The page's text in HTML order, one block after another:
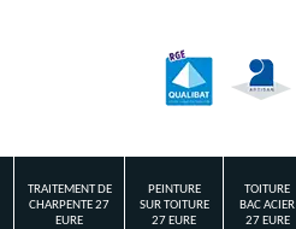
TRAITEMENT DE
CHARPENTE 27
EURE
PEINTURE
SUR TOITURE
27 EURE
TOITURE
BAC ACIER
27 EURE